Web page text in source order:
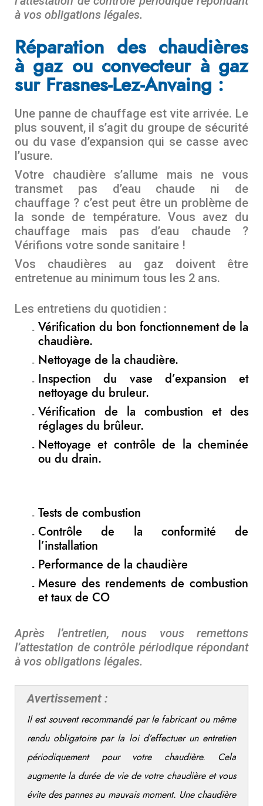
à vos obligations légales.
Réparation des chaudières
à gaz ou convecteur à gaz
sur Frasnes-Lez-Anvaing :
Une panne de chauffage est vite arrivée. Le
plus souvent, il s’agit du groupe de sécurité
ou du vase d’expansion qui se casse avec
l’usure.
Votre chaudière s’allume mais ne vous
transmet pas d’eau chaude ni de
chauffage ? c’est peut être un problème de
la sonde de température. Vous avez du
chauffage mais pas d’eau chaude ?
Vérifions votre sonde sanitaire !
Vos chaudières au gaz doivent être
entretenue au minimum tous les 2 ans.
Les entretiens du quotidien :
Vérification du bon fonctionnement de la
chaudière.
Nettoyage de la chaudière.
Inspection du vase d’expansion et
nettoyage du bruleur.
Vérification de la combustion et des
réglages du brûleur.
Nettoyage et contrôle de la cheminée
ou du drain.
Tests de combustion
Contrôle de la conformité de
l’installation
Performance de la chaudière
Mesure des rendements de combustion
et taux de CO
Après l’entretien, nous vous remettons
l’attestation de contrôle périodique répondant
à vos obligations légales.
Avertissement :
Il est souvent recommandé par le fabricant ou même
rendu obligatoire par la loi d’effectuer un entretien
périodiquement pour votre chaudière. Cela
augmente la durée de vie de votre chaudière et vous
évite des pannes au mauvais moment. Une chaudière